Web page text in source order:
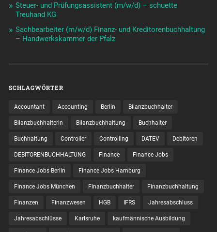
Steuer- und Prüfungsassistent (m/w/d) – schuette
Treuhand KG
Sachbearbeiter (m/w/d) Finanz- und Kreditorenbuchhaltung
– Handwerkskammer der Pfalz
SCHLAGWÖRTER
Accountant Accounting Berlin Bilanzbuchhalter
Bilanzbuchhalterin Bilanzbuchhaltung Buchhalter
Buchhaltung Controller Controlling DATEV Debitoren
DEBITORENBUCHHALTUNG Finance Finance Jobs
Finance Jobs Berlin Finance Jobs Hamburg
Finance Jobs München Finanzbuchhalter Finanzbuchhaltung
Finanzen Finanzwesen HGB IFRS Jahresabschluss
Jahresabschlüsse Karlsruhe kaufmännische Ausbildung